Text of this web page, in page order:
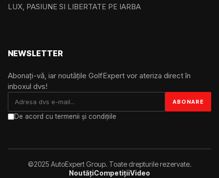
LUX, PASIUNE SI LIBERTATE PE IARBA
NEWSLETTER
Abonați-vă, iar noutățile GolfExpert vor ateriza direct în
inboxul dvs!
De acord cu termenii și condițiile
©2025 AutoExpert Group. Toate drepturile rezervate.
NoutățiCompetițiiVideo